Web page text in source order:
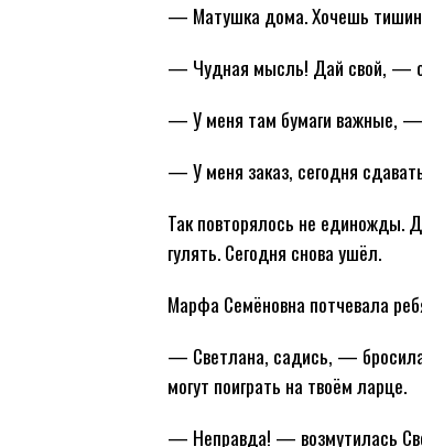
— Матушка дома. Хочешь
— Чудная мысль! Дай свой, —
— У меня там бумаги важные,
— У меня заказ, сегодня
Так повторялось не единожды.
гулять. Сегодня снова ушёл.
Марфа Семёновна потчевала
— Светлана, садись, —
могут поиграть на твоём ларце.
— Неправда! — возмутилась